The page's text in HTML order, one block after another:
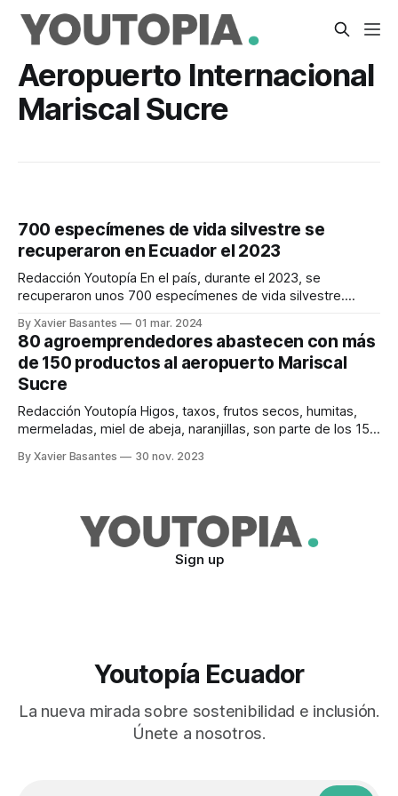
Aeropuerto Internacional
Mariscal Sucre
700 especímenes de vida silvestre se
recuperaron en Ecuador el 2023
Redacción Youtopía En el país, durante el 2023, se
recuperaron unos 700 especímenes de vida silvestre.
tortugas, boas, loras, pericos, monos y tigrillos. Esos datos
los presentó el Ministerio de Ambiente, Agua y Transición
Ecológica (Maate), en el marco del lanzamiento de
By Xavier Basantes 01 mar. 2024
80 agroemprendedores abastecen con más
de 150 productos al aeropuerto Mariscal
Sucre
Redacción Youtopía Higos, taxos, frutos secos, humitas,
mermeladas, miel de abeja, naranjillas, son parte de los 150
Quito entregan al aeropuerto. Esta iniciativa se denomina
By Xavier Basantes 30 nov. 2023
Sign up
Youtopía Ecuador
La nueva mirada sobre sostenibilidad e inclusión.
Únete a nosotros.